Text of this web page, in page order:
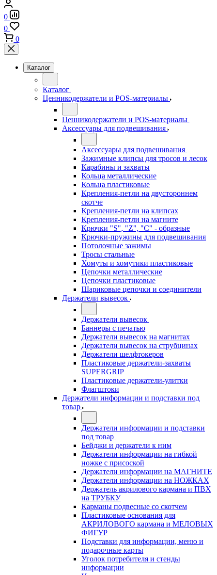
0
0
0
Каталог
Каталог
Ценникодержатели и POS-материалы
Ценникодержатели и POS-материалы
Аксессуары для подвешивания
Аксессуары для подвешивания
Зажимные клипсы для тросов и лесок
Карабины и захваты
Кольца металлические
Кольца пластиковые
Крепления-петли на двустороннем
скотче
Крепления-петли на клипсах
Крепления-петли на магните
Крючки "S", "Z", "C" - образные
Крючки-пружины для подвешивания
Потолочные зажимы
Тросы стальные
Хомуты и хомутики пластиковые
Цепочки металлические
Цепочки пластиковые
Шариковые цепочки и соединители
Держатели вывесок
Держатели вывесок
Баннеры с печатью
Держатели вывесок на магнитах
Держатели вывесок на струбцинах
Держатели шелфтокеров
Пластиковые держатели-захваты
SUPERGRIP
Пластиковые держатели-улитки
Флагштоки
Держатели информации и подставки под
товар
Держатели информации и подставки
под товар
Бейджи и держатели к ним
Держатели информации на гибкой
ножке с присоской
Держатели информации на МАГНИТЕ
Держатели информации на НОЖКАХ
Держатель акрилового кармана и ПВХ
на ТРУБКУ
Карманы подвесные со скотчем
Пластиковые основания для
АКРИЛОВОГО кармана и МЕЛОВЫХ
ФИГУР
Подставки для информации, меню и
подарочные карты
Уголок потребителя и стенды
информации